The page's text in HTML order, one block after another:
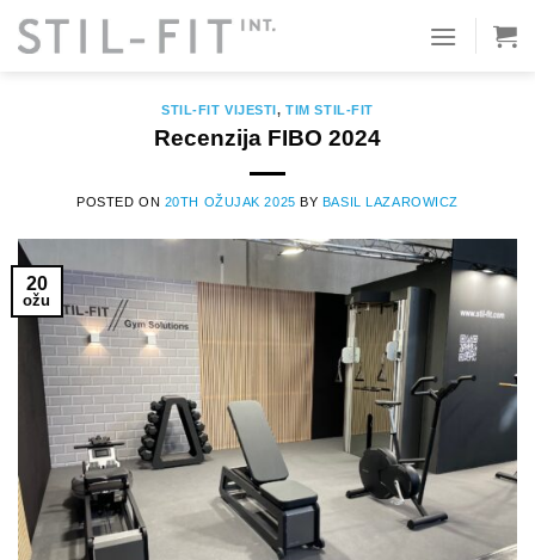
na
CATEGORY ARCHIVES: STIL-FIT VIJESTI
STIL-FIT VIJESTI,TIM STIL-FIT
Recenzija FIBO 2024
POSTED ON 20TH OŽUJAK 2025 BY BASIL LAZAROWICZ
20
ožu